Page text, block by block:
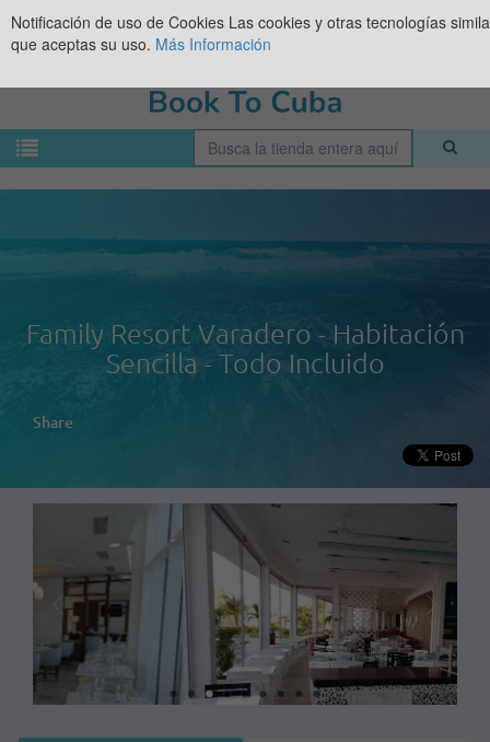
Family Resort Varadero - Habitación
Sencilla - Todo Incluido
Share
Notificación de uso de Cookies Las cookies y otras tecnologías
que aceptas su uso. Más Información